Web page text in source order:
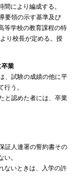
により編成する。
要領の示す基準及び
等学校の教育課程の特
り校長が定める。 授
業
、試験の成績の他に平
う。
と認めた者には、卒業
証人連署の誓約書その
。
ないときは、入学の許